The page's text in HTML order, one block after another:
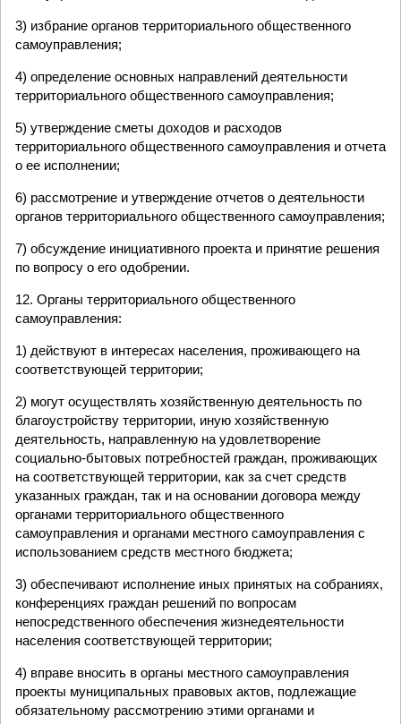
3) избрание органов территориального общественного
самоуправления;
4) определение основных направлений деятельности
территориального общественного самоуправления;
5) утверждение сметы доходов и расходов
территориального общественного самоуправления и отчета
о ее исполнении;
6) рассмотрение и утверждение отчетов о деятельности
органов территориального общественного самоуправления;
7) обсуждение инициативного проекта и принятие решения
по вопросу о его одобрении.
12. Органы территориального общественного
самоуправления:
1) действуют в интересах населения, проживающего на
соответствующей территории;
2) могут осуществлять хозяйственную деятельность по
благоустройству территории, иную хозяйственную
деятельность, направленную на удовлетворение
социально-бытовых потребностей граждан, проживающих
на соответствующей территории, как за счет средств
указанных граждан, так и на основании договора между
органами территориального общественного
самоуправления и органами местного самоуправления с
использованием средств местного бюджета;
3) обеспечивают исполнение иных принятых на собраниях,
конференциях граждан решений по вопросам
непосредственного обеспечения жизнедеятельности
населения соответствующей территории;
4) вправе вносить в органы местного самоуправления
проекты муниципальных правовых актов, подлежащие
обязательному рассмотрению этими органами и